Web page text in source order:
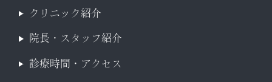
クリニック紹介
院長・スタッフ紹介
診療時間・アクセス